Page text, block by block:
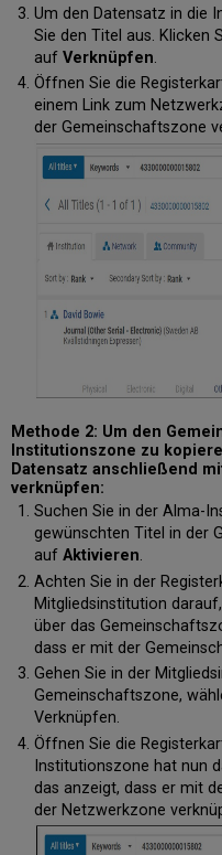
Um den Datensatz in die
Sie den Titel aus. Klicken
auf Verknüpfen.
Öffnen Sie die
einem Link zum
der Gemeinschaftszone
Methode 2: Um den
Institutionszone zu
Datensatz anschließend
verknüpfen:
Suchen Sie in der Alma-
gewünschten Titel in der
auf Aktivieren.
Achten Sie in der
Mitgliedsinstitution
über das
dass er mit der
Gehen Sie in der
Gemeinschaftszone,
Verknüpfen.
Öffnen Sie die
Institutionszone hat nun
das anzeigt, dass er mit
der Netzwerkzone